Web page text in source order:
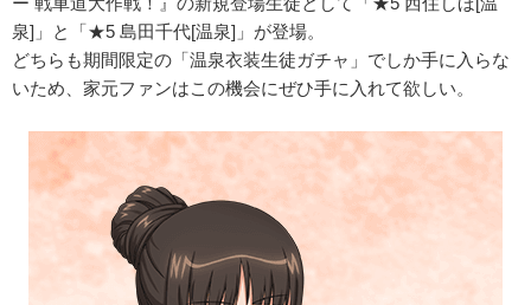
泉]」と「★5 島田千代[温泉]」が登場。
どちらも期間限定の「温泉衣装生徒ガチャ」でしか手に入らな
いため、家元ファンはこの機会にぜひ手に入れて欲しい。